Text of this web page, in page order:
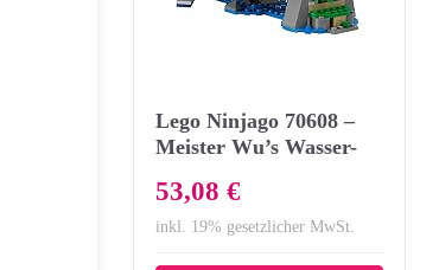
Lego Ninjago 70608 –
Meister Wu’s Wasser-
53,08 €
inkl. 19% gesetzlicher MwSt.